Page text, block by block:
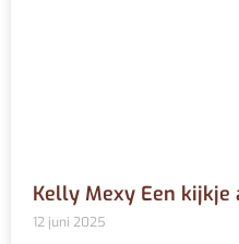
Kelly Mexy Een
12 juni 2025